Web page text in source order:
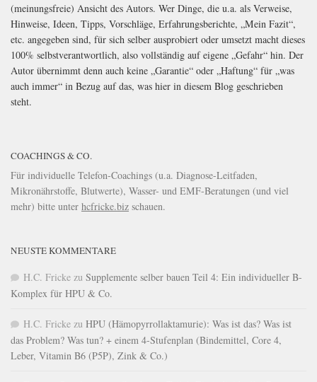
(meinungsfreie) Ansicht des Autors. Wer Dinge, die u.a. als Verweise,
Hinweise, Ideen, Tipps, Vorschläge, Erfahrungsberichte, „Mein Fazit“,
etc. angegeben sind, für sich selber ausprobiert oder umsetzt macht dieses
100% selbstverantwortlich, also vollständig auf eigene „Gefahr“ hin. Der
Autor übernimmt denn auch keine „Garantie“ oder „Haftung“ für „was
auch immer“ in Bezug auf das, was hier in diesem Blog geschrieben
steht.
COACHINGS & CO.
Für individuelle Telefon-Coachings (u.a. Diagnose-Leitfaden,
Mikronährstoffe, Blutwerte), Wasser- und EMF-Beratungen (und viel
mehr) bitte unter hcfricke.biz schauen.
NEUSTE KOMMENTARE
H.C. Fricke zu Supplemente selber bauen Teil 4: Ein individueller B-
Komplex für HPU & Co.
H.C. Fricke zu HPU (Hämopyrrollaktamurie): Was ist das? Was ist
das Problem? Was tun? + einem 4-Stufenplan (Bindemittel, Core 4,
Leber, Vitamin B6 (P5P), Zink & Co.)